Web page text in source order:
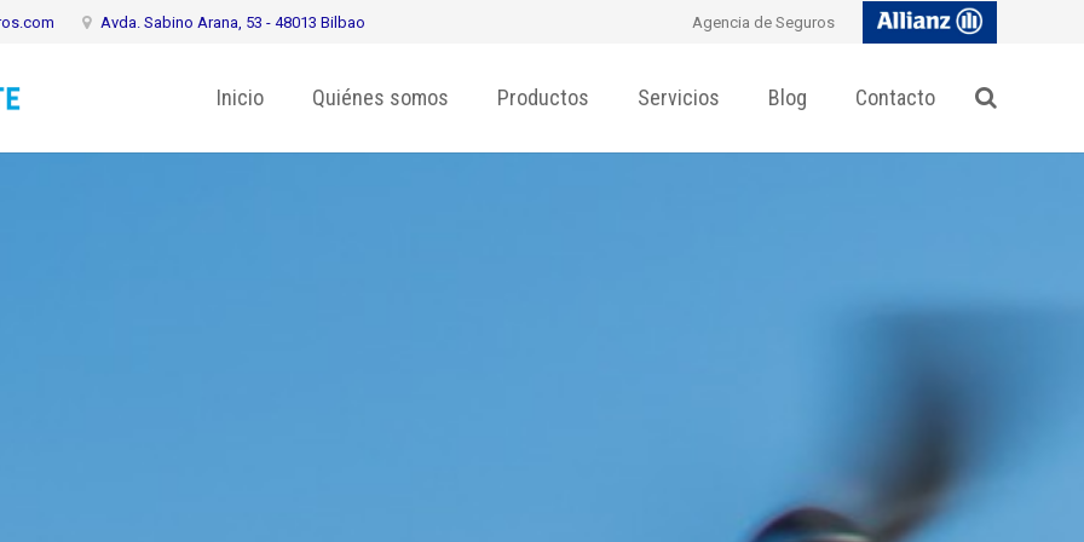
Avda. Sabino Arana, 53 - 48013 Bilbao Agencia de Seguros
Inicio Quiénes somos Productos Servicios Blog Contacto